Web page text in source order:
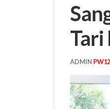
Tari
ADMIN